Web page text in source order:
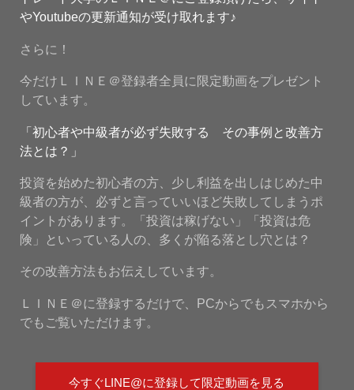
やYoutubeの更新通知が受け取れます♪
さらに！
今だけＬＩＮＥ＠登録者全員に限定動画をプレゼント
しています。
「初心者や中級者が必ず失敗する その事例と改善方
法とは？」
投資を始めた初心者の方、少し利益を出しはじめた中
級者の方が、必ずと言っていいほど失敗してしまうポ
イントがあります。「投資は稼げない」「投資は危
険」といっている人の、多くが陥る落とし穴とは？
その改善方法もお伝えしています。
ＬＩＮＥ＠に登録するだけで、PCからでもスマホから
でもご覧いただけます。
今すぐLINE@に登録して限定動画を見る